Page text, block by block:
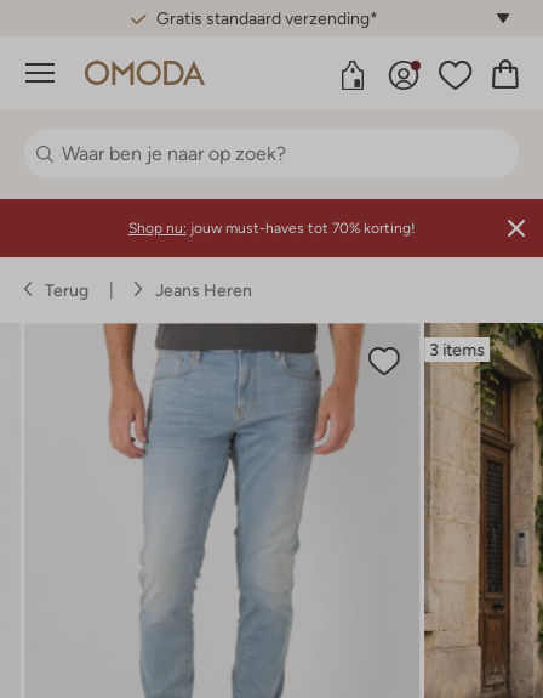
Gratis standaard verzending*
Menu
Shop nu: jouw must-haves tot 70% korting!
Terug Jeans Heren
3 items